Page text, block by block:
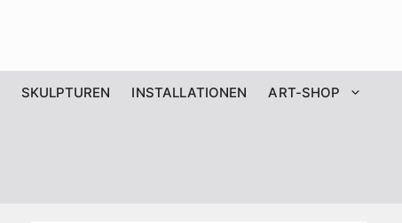
SKULPTUREN INSTALLATIONEN ART-SHOP